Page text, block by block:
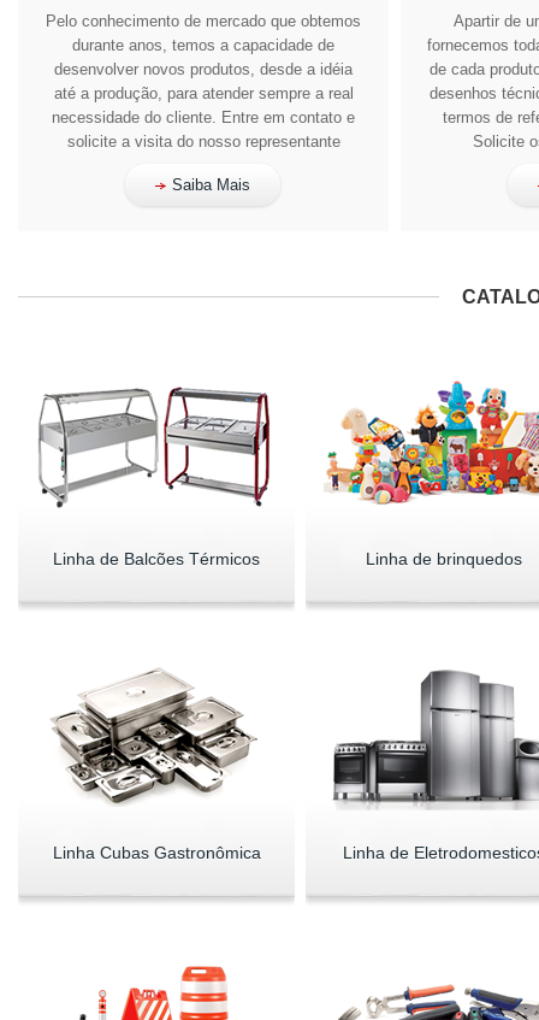
Pelo conhecimento de mercado que obtemos
durante anos, temos a capacidade de
desenvolver novos produtos, desde a idéia
até a produção, para atender sempre a real
necessidade do cliente. Entre em contato e
solicite a visita do nosso representante
Saiba Mais
Apartir de
fornecemos
de cada
desenhos
termos de
Solicite
Linha de Balcões Térmicos Linha de brinquedos
Linha Cubas Gastronômica Linha de